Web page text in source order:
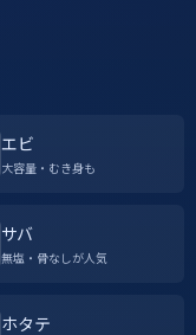
エビ
大容量・むき身も
サバ
無塩・骨なしが人気
ホタテ